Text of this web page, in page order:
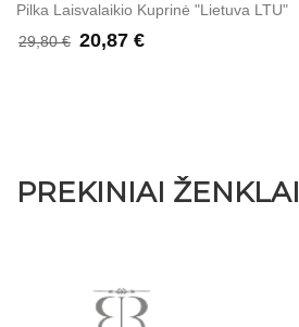
Pilka Laisvalaikio Kuprinė "Lietuva LTU"
29,80 € 20,87 €
PREKINIAI ŽENKLAI